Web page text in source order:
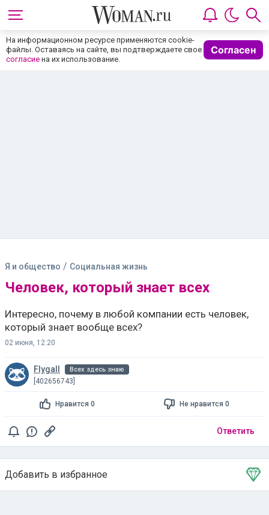
На информационном ресурсе применяются cookie-
файлы. Оставаясь на сайте, вы подтверждаете свое
согласие на их использование.
Согласен
Я и общество / Социальная жизнь
Человек, который знает всех
Интересно, почему в любой компании есть человек,
который знает вообще всех?
02 июня, 12:20
Flygall Всех здесь знаю
[402656743]
Нравится 0 Не нравится 0
Ответить
Добавить в избранное
Тема в избранном